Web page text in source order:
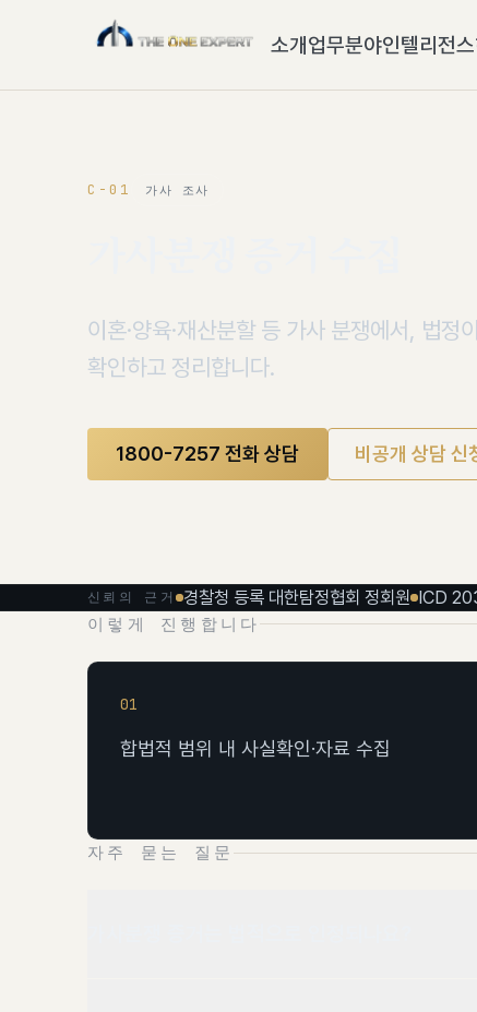
소개업무분야인텔리전스
C-01 가사 조사
이혼·양육·재산분할 등 가사 분쟁에서, 법정
확인하고 정리합니다.
1800-7257 전화 상담 비공개 상담 신
신뢰의 근거 경찰청 등록 대한탐정협회 정회원 ICD
이렇게 진행합니다
01
합법적 범위 내 사실확인·자료 수집
자주 묻는 질문